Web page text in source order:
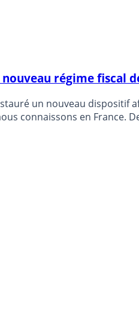
régime fiscal
un nouveau dispositif
connaissons en